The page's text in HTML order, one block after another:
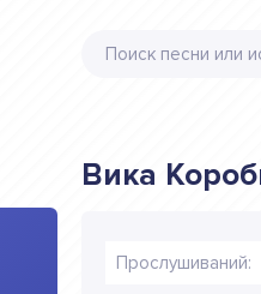
Вика
Прослушиваний: